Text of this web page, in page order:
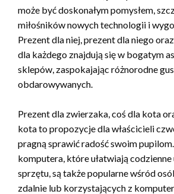
może być doskonałym pomysłem,
miłośników nowych technologii i
Prezent dla niej, prezent dla niego
dla każdego znajdują się w bogatym
sklepów, zaspokajając różnorodne
obdarowywanych.
Prezent dla zwierzaka, coś dla kota
kota to propozycje dla właścicieli
pragną sprawić radość swoim
komputera, które ułatwiają
sprzętu, są także popularne wśród
zdalnie lub korzystających z